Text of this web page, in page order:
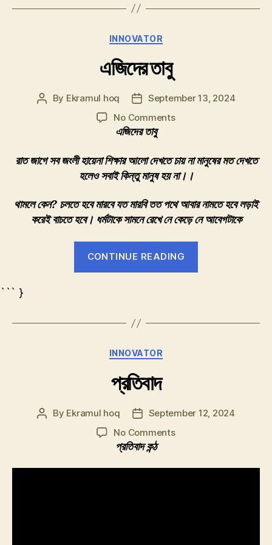
Categories
INNOVATOR
এজিদের তাবু
Post
By Ekramul hoq
PostSeptember 13, 2024
No Commentson
এজিদের তাবু
রাত জাগে সব জংলী হায়েনাশিক্ষার আলো দেখতে চায় নামানুষের মত দেখতে
হলেও সবাই কিন্তু মানুষ হয় না।।
থামলে কেন? চলতে হবে মারবে যত মারবি তত পথে আবার নামতে হবে লড়াই
করেই বাচতে হবে। ধর্মটাকে সামনে রেখেনে কেড়ে নে আবেগটাকে
CONTINUE READING
``` }
Categories
INNOVATOR
প্রতিবাদ
Post
By Ekramul hoq
PostSeptember 12, 2024
No Commentson
প্রতিবাদ কন্ঠ